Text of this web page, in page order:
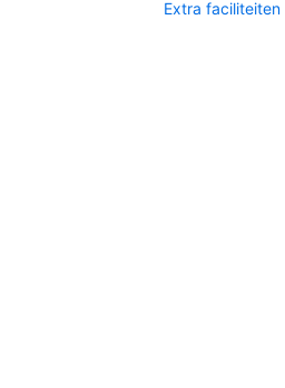
Extra faciliteiten